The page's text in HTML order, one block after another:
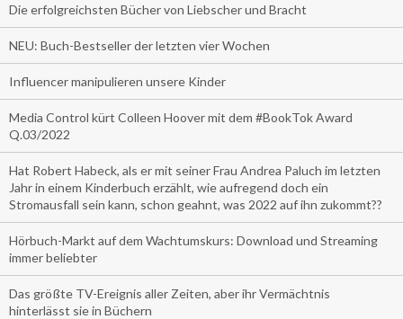
Die erfolgreichsten Bücher von Liebscher und Bracht
NEU: Buch-Bestseller der letzten vier Wochen
Influencer manipulieren unsere Kinder
Media Control kürt Colleen Hoover mit dem #BookTok Award
Q.03/2022
Hat Robert Habeck, als er mit seiner Frau Andrea Paluch im letzten
Jahr in einem Kinderbuch erzählt, wie aufregend doch ein
Stromausfall sein kann, schon geahnt, was 2022 auf ihn zukommt??
Hörbuch-Markt auf dem Wachtumskurs: Download und Streaming
immer beliebter
Das größte TV-Ereignis aller Zeiten, aber ihr Vermächtnis
hinterlässt sie in Büchern